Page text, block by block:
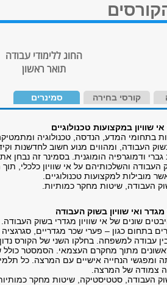
החוג ללימודי עבודה
תואר ראשון
קורסי בחירה
סמינרים
בתחומי המדע, הנדסה, טכנולוגיה
העבודה, ומהווים מנוע חשוב לחדשנות
גברי ודמוגרפיה הומוגנית. בסמינר זה נבחן
העבודה והשלכותיהם על אי שוויון כלכלי,
מובילות למקצועות טכנולוגיים.
העבודה, שיטות מחקר כמותיות.
שונים של אי שוויון מגדרי בשוק
בתחום כגון – פערי שכר מגדריים,
בין עבודה למשפחה. בחלקו השני של הקורס
מתוך מחקרם העצמאי. הסמסטר כולל
ומפגשי הנחייה אישיים עם המרצה. כל
צמודה של המרצה.
העבודה, סטטיסטיקה, שיטות מחקר